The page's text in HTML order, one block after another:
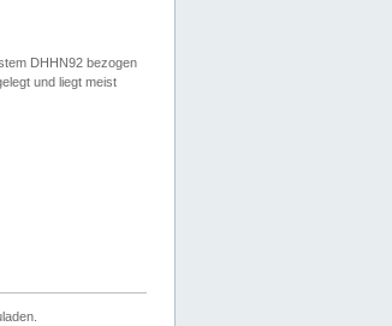
DHHN92 bezogen
und liegt meist